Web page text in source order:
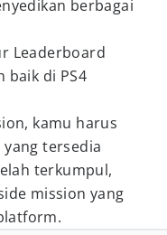
berbagai
Leaderboard
di PS4
kamu harus
yang tersedia
terkumpul,
mission yang